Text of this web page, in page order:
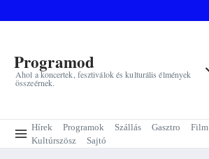
Programod
Ahol a koncertek, fesztiválok és kulturális élmények
összeérnek.
Hírek Programok Szállás Gasztro
Film
Kultúrszösz
Sajtó